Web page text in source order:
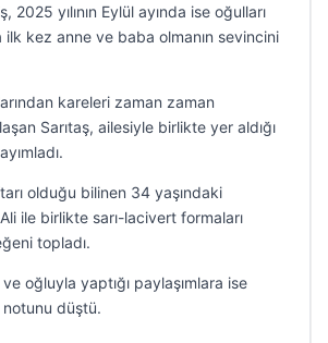
2025 yılının Eylül ayında ise oğulları
ilk kez anne ve baba olmanın sevincini
kareleri zaman zaman
Sarıtaş, ailesiyle birlikte yer aldığı
olduğu bilinen 34 yaşındaki
ile birlikte sarı-lacivert formaları
topladı.
oğluyla yaptığı paylaşımlara ise
notunu düştü.